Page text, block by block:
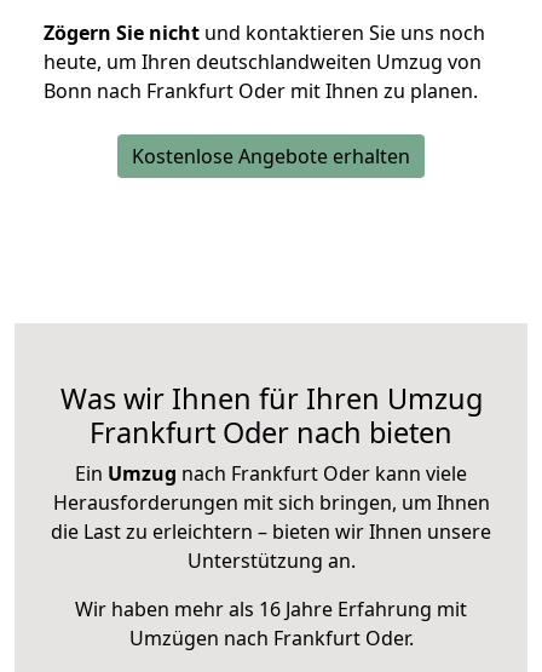
Zögern Sie nicht und kontaktieren Sie uns noch
heute, um Ihren deutschlandweiten Umzug von
Bonn nach Frankfurt Oder mit Ihnen zu planen.
Kostenlose Angebote erhalten
Was wir Ihnen für Ihren Umzug
Frankfurt Oder nach bieten
Ein Umzug nach Frankfurt Oder kann viele
Herausforderungen mit sich bringen, um Ihnen
die Last zu erleichtern – bieten wir Ihnen unsere
Unterstützung an.
Wir haben mehr als 16 Jahre Erfahrung mit
Umzügen nach Frankfurt Oder.